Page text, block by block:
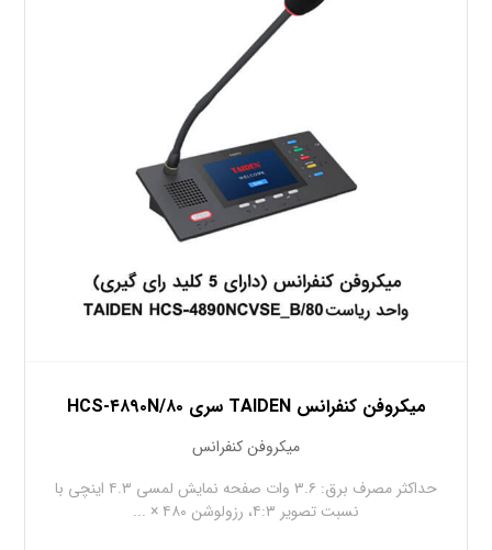
میکروفن کنفرانس TAIDEN سری HCS-۴۸۹۰N/۸۰
میکروفن کنفرانس
حداکثر مصرف برق: ۳.۶ وات صفحه نمایش لمسی ۴.۳ اینچی با
نسبت تصویر ۴:۳، رزولوشن ۴۸۰ × ...